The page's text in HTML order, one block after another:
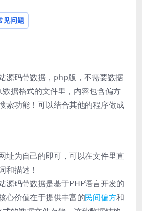
见问题
源码带数据，php版，不需要数据
据格式的文件里，内容包含偏方
索功能！可以结合其他的程序做成
址为自己的即可，可以在文件里直
和描述！
源码带数据是基于PHP语言开发的
心价值在于提供丰富的民间偏方和